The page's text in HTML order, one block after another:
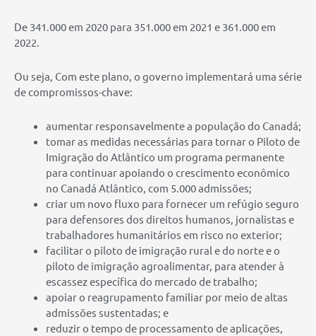
De 341.000 em 2020 para 351.000 em 2021 e 361.000 em
2022.
Ou seja, Com este plano, o governo implementará uma série
de compromissos-chave:
aumentar responsavelmente a população do Canadá;
tomar as medidas necessárias para tornar o Piloto de
Imigração do Atlântico um programa permanente
para continuar apoiando o crescimento econômico
no Canadá Atlântico, com 5.000 admissões;
criar um novo fluxo para fornecer um refúgio seguro
para defensores dos direitos humanos, jornalistas e
trabalhadores humanitários em risco no exterior;
facilitar o piloto de imigração rural e do norte e o
piloto de imigração agroalimentar, para atender à
escassez específica do mercado de trabalho;
apoiar o reagrupamento familiar por meio de altas
admissões sustentadas; e
reduzir o tempo de processamento de aplicações,